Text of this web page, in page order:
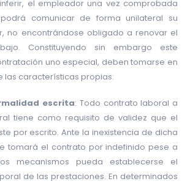
el empleador una vez comprobada
comunicar de forma unilateral su
no encontrándose obligado a renovar el
Constituyendo sin embargo este
uno especial, deben tomarse en
las características propias:
escrita: Todo contrato laboral a
tiene como requisito de validez que el
por escrito. Ante la inexistencia de dicha
tomará el contrato por indefinido pese a
mecanismos pueda establecerse el
de las prestaciones. En determinados